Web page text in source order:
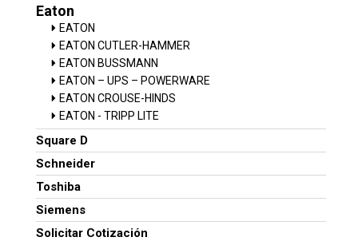
Eaton
EATON
EATON CUTLER-HAMMER
EATON BUSSMANN
EATON – UPS – POWERWARE
EATON CROUSE-HINDS
EATON - TRIPP LITE
Square D
Schneider
Toshiba
Siemens
Solicitar Cotización